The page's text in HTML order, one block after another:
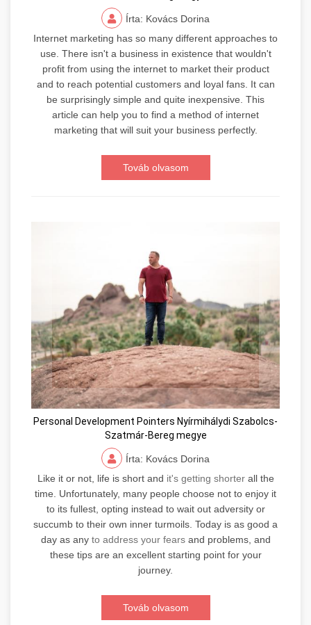
Írta: Kovács Dorina
Internet marketing has so many different approaches to
use. There isn't a business in existence that wouldn't
profit from using the internet to market their product
and to reach potential customers and loyal fans. It can
be surprisingly simple and quite inexpensive. This
article can help you to find a method of internet
marketing that will suit your business perfectly.
Továb olvasom
Personal Development Pointers Nyírmihálydi Szabolcs-
Szatmár-Bereg megye
Írta: Kovács Dorina
Like it or not, life is short and it's getting shorterall the
time. Unfortunately, many people choose not to enjoy it
to its fullest, opting instead to wait out adversity or
succumb to their own inner turmoils. Today is as good a
day as any to address your fearsand problems, and
these tips are an excellent starting point for your
journey.
Továb olvasom